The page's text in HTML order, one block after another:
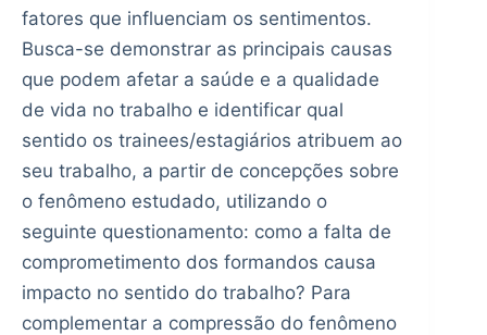
fatores que influenciam os sentimentos.
Busca-se demonstrar as principais causas
que podem afetar a saúde e a qualidade
de vida no trabalho e identificar qual
sentido os trainees/estagiários atribuem ao
seu trabalho, a partir de concepções sobre
o fenômeno estudado, utilizando o
seguinte questionamento: como a falta de
comprometimento dos formandos causa
impacto no sentido do trabalho? Para
complementar a compressão do fenômeno